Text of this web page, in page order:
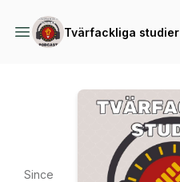
Tvärfackliga studier
Since